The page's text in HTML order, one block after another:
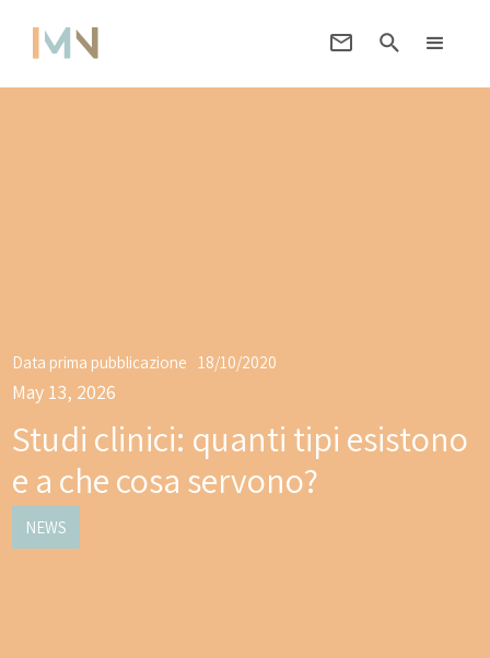
Data prima pubblicazione 18/10/2020
May 13, 2026
Studi clinici: quanti tipi esistono
e a che cosa servono?
NEWS